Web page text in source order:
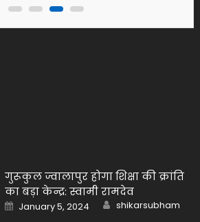
गुरूकुल ज्वालापुर होगा शिक्षा की क्रांति
का बड़ा केन्द्र: स्वामी रामदेव
Posted
on
January 5, 2024 Author
shikarsubham